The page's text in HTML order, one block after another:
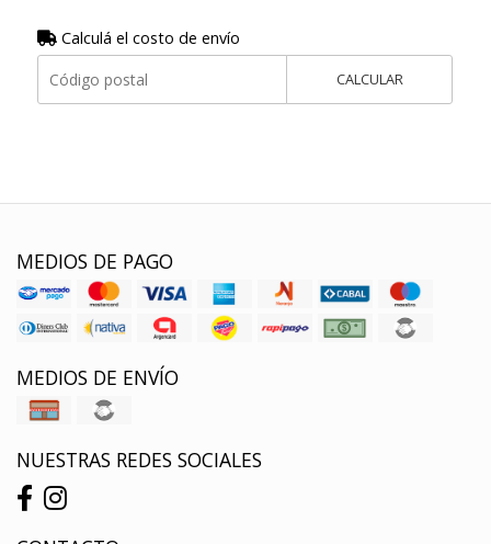
Calculá el costo de envío
CALCULAR
MEDIOS DE PAGO
MEDIOS DE ENVÍO
NUESTRAS REDES SOCIALES